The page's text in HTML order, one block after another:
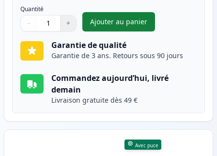
Quantité
Quantité
Utilisez les boutons pour ajuster
− +
Quantité
Ajouter au panier
,Pack de 10 Canon PGI-
Garantie de qualité
Garantie de 3 ans. Retours sous 90 jours
Commandez aujourd’hui, livré
demain
Livraison gratuite dès 49 €
Avec puce